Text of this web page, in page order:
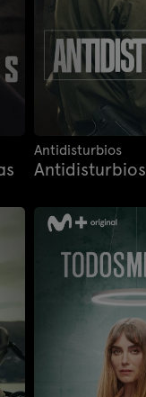
Antidisturbios
Antidisturbios